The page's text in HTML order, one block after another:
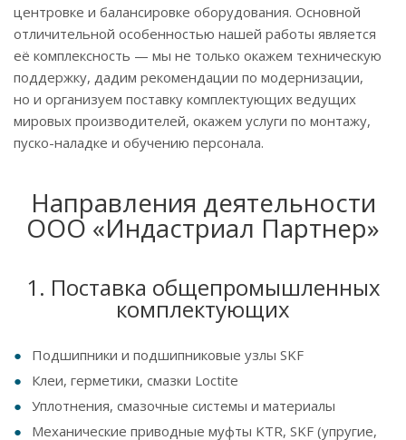
центровке и балансировке оборудования. Основной
отличительной особенностью нашей работы является
её комплексность — мы не только окажем техническую
поддержку, дадим рекомендации по модернизации,
но и организуем поставку комплектующих ведущих
мировых производителей, окажем услуги по монтажу,
пуско-наладке и обучению персонала.
Направления деятельности
ООО «Индастриал Партнер»
1. Поставка общепромышленных
комплектующих
Подшипники и подшипниковые узлы SKF
Клеи, герметики, смазки Loctite
Уплотнения, смазочные системы и материалы
Механические приводные муфты KTR, SKF (упругие,